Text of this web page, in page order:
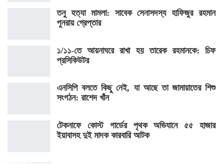
তনু হত্যা মামলা: সাবেক সেনাসদস্য হাফিজুর রহমান
পুনরায় গ্রেপ্তার
১/১১-তে আয়নাঘরে রাখা হয় তারেক রহমানকে: চিফ
প্রসিকিউটর
এনসিপি বলতে কিছু নেই, যা আছে তা জামায়াতের শিশু
সংগঠন: রাশেদ খাঁন
টেকনাফে কোস্ট গার্ডের পৃথক অভিযানে ৫৫ হাজার
ইয়াবাসহ দুই মাদক কারবারি আটক